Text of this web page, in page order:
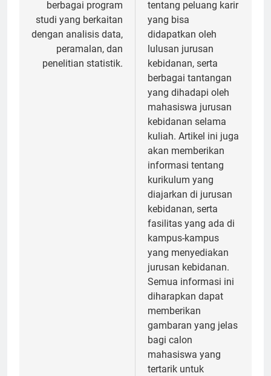
berbagai program
studi yang berkaitan
dengan analisis data,
peramalan, dan
penelitian statistik.
tentang peluang karir
yang bisa
didapatkan oleh
lulusan jurusan
kebidanan, serta
berbagai tantangan
yang dihadapi oleh
mahasiswa jurusan
kebidanan selama
kuliah. Artikel ini juga
akan memberikan
informasi tentang
kurikulum yang
diajarkan di jurusan
kebidanan, serta
fasilitas yang ada di
kampus-kampus
yang menyediakan
jurusan kebidanan.
Semua informasi ini
diharapkan dapat
memberikan
gambaran yang jelas
bagi calon
mahasiswa yang
tertarik untuk